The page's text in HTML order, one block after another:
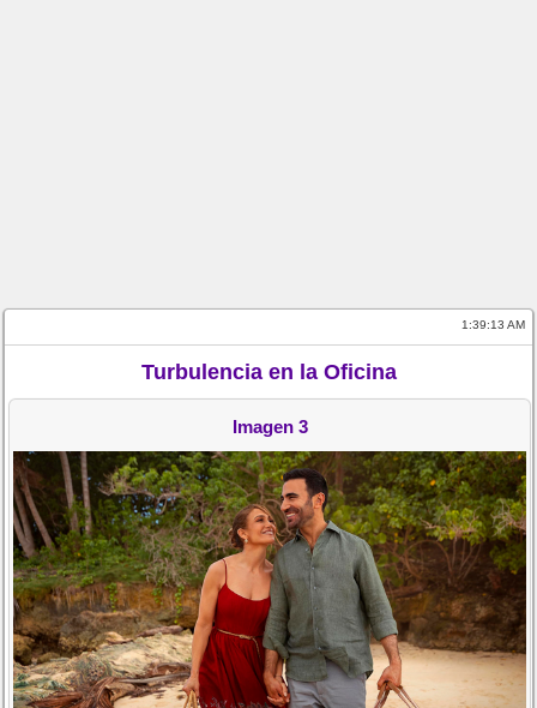
1:39:13 AM
Turbulencia en la Oficina
Imagen 3